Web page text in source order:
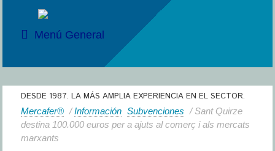
Menú General
DESDE 1987. LA MÁS AMPLIA EXPERIENCIA EN EL SECTOR.
Mercafer® /Información Subvenciones / Sant Quirze
destina 100.000 euros per a ajuts al comerç i als mercats
marxants